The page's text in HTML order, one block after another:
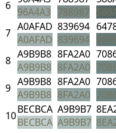
6 96A4A3 788987
7 A0AFAD
A0AFAD
839694
839694
8 A9B9B8
A9B9B8
8FA2A0
8FA2A0
9 A9B9B8
A9B9B8
8FA2A0
8FA2A0
10BECBCA
BECBCA
A9B9B7
A9B9B7